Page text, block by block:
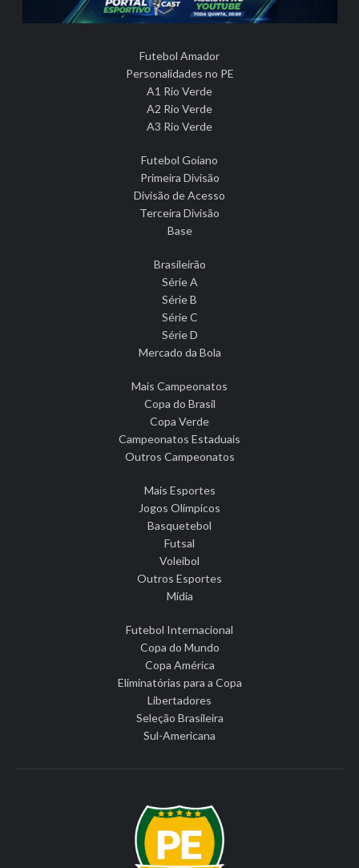
Futebol Amador
Personalidades no PE
A1 Rio Verde
A2 Rio Verde
A3 Rio Verde
Futebol Goiano
Primeira Divisão
Divisão de Acesso
Terceira Divisão
Base
Brasileirão
Série A
Série B
Série C
Série D
Mercado da Bola
Mais Campeonatos
Copa do Brasil
Copa Verde
Campeonatos Estaduais
Outros Campeonatos
Mais Esportes
Jogos Olímpicos
Basquetebol
Futsal
Voleibol
Outros Esportes
Mídia
Futebol Internacional
Copa do Mundo
Copa América
Eliminatórias para a Copa
Libertadores
Seleção Brasileira
Sul-Americana